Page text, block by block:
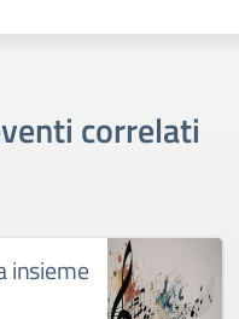
correlati
insieme